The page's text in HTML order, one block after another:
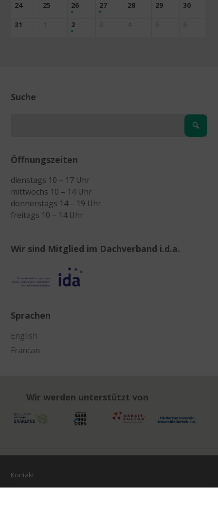
24 25 26 27 28 29 30
31 2
Suche
Öffnungszeiten
dienstags 10 – 17 Uhr
mittwochs 10 – 14 Uhr
donnerstags 14 – 19 Uhr
freitags 10 – 14 Uhr
Wir sind Mitglied im Dachverband i.d.a.
Sprachen
English
Francais
Wir werden unterstützt von
Kontakt
Impressum